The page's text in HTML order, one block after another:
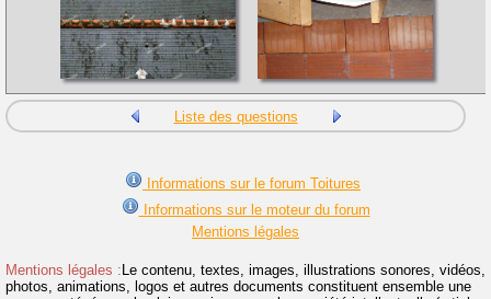
Liste des questions
Informations sur le forum Toitures
Informations sur le moteur du forum
Mentions légales
Mentions légales : Le contenu, textes, images, illustrations sonores, vidéos,
photos, animations, logos et autres documents constituent ensemble une